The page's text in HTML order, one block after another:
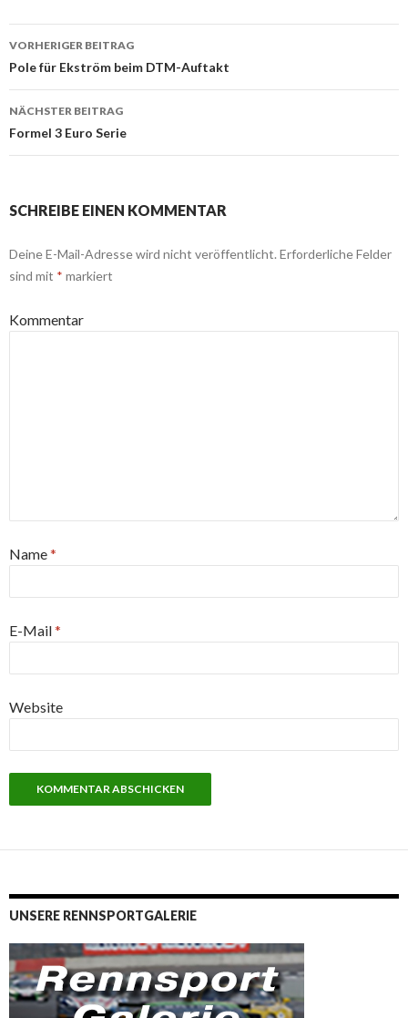
Beitrags-
Navigation
VORHERIGER BEITRAG
Pole für Ekström beim DTM-Auftakt
NÄCHSTER BEITRAG
Formel 3 Euro Serie
SCHREIBE EINEN KOMMENTAR
Deine E-Mail-Adresse wird nicht veröffentlicht. Erforderliche Felder
sind mit * markiert
Kommentar
Name*
E-Mail*
Website
UNSERE RENNSPORTGALERIE